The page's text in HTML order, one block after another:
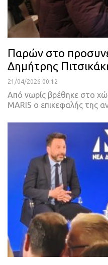
Παρών στο
Δημήτρης
21/04/2026 00:12
Από νωρίς βρέθηκε στο
MARIS ο επικεφαλής της